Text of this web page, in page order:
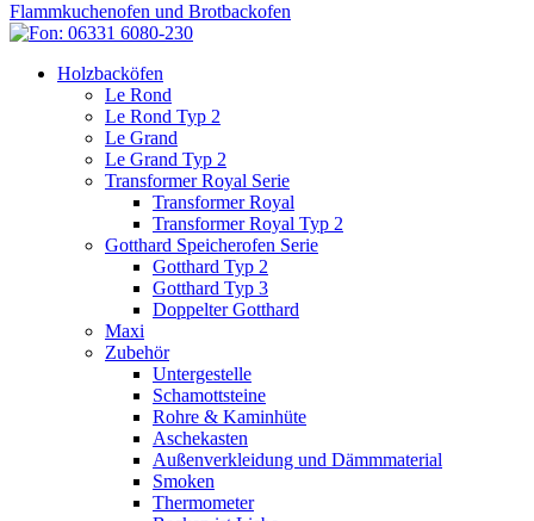
Holzbacköfen
Le Rond
Le Rond Typ 2
Le Grand
Le Grand Typ 2
Transformer Royal Serie
Transformer Royal
Transformer Royal Typ 2
Gotthard Speicherofen Serie
Gotthard Typ 2
Gotthard Typ 3
Doppelter Gotthard
Maxi
Zubehör
Untergestelle
Schamottsteine
Rohre & Kaminhüte
Aschekasten
Außenverkleidung und Dämmmaterial
Smoken
Thermometer